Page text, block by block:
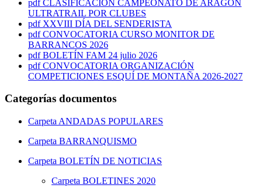
pdf CLASIFICACIÓN CAMPEONATO DE ARAGÓN
ULTRATRAIL POR CLUBES
pdf XXVIII DÍA DEL SENDERISTA
pdf CONVOCATORIA CURSO MONITOR DE
BARRANCOS 2026
pdf BOLETÍN FAM 24 julio 2026
pdf CONVOCATORIA ORGANIZACIÓN
COMPETICIONES ESQUÍ DE MONTAÑA 2026-2027
Categorías documentos
Carpeta ANDADAS POPULARES
Carpeta BARRANQUISMO
Carpeta BOLETÍN DE NOTICIAS
Carpeta BOLETINES 2020